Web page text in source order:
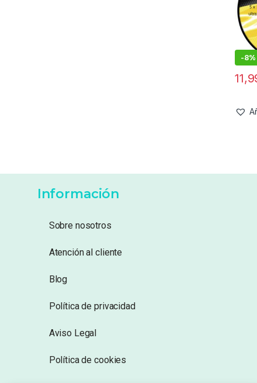
-8%
Información
Sobre nosotros
Atención al cliente
Blog
Política de privacidad
Aviso Legal
Política de cookies